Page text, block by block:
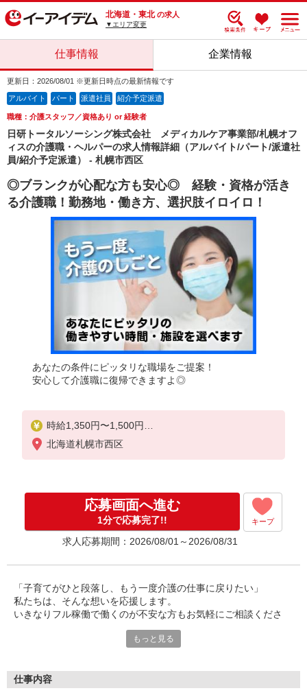
北海道・東北 の求人
▼エリア変更
仕事情報 企業情報
更新日：2026/08/01 ※更新日時点の最新情報です
アルバイト パート 派遣社員 紹介予定派遣
職種：介護スタッフ／資格あり or 経験者
日研トータルソーシング株式会社 メディカルケア事業部/札幌オフ
ィスの介護職・ヘルパーの求人情報詳細（アルバイト/パート/派遣社
員/紹介予定派遣） - 札幌市西区
◎ブランクが心配な方も安心◎ 経験・資格が活き
る介護職！勤務地・働き方、選択肢イロイロ！
あなたの条件にピッタリな職場をご提案！
安心して介護職に復帰できますよ◎
時給1,350円〜1,500円
◆無資格・経験者：時給1,350円〜
※経験者は3ヶ月以上
※給与幅は経験・能力による
★週払いOK（規定あり）
北海道札幌市西区
応募画面へ進む
1分で応募完了!! キープ
求人応募期間：2026/08/01～2026/08/31
「子育てがひと段落し、もう一度介護の仕事に戻りたい」
私たちは、そんな想いを応援します。
いきなりフル稼働で働くのが不安な方もお気軽にご相談くださ
ブランクがある方も安心して再スタートできるよう、条件に合っ
もっと見る
仕事内容